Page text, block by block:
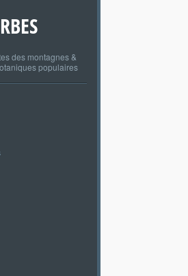
des montagnes &
populaires